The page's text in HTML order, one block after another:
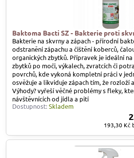
Baktoma Bacti SZ - Bakterie proti
Bakterie na skvrny a zápach - přírodní
odstranění zápachu a čištění koberců,
organických zbytků. Přípravek je ideální
zbytků po moči, výkalech, zvratcích či
povrchů, kde vykoná kompletní práci v
osvěžuje a likviduje zápach tím, že rozloží
Výhody? vyřeší věčné problémy s fleky,
návštěvnících od jídla a pití
Dostupnost:Skladem
193,30 Kč